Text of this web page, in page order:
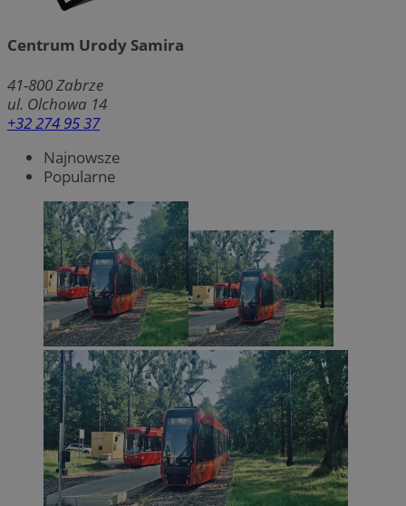
Centrum Urody Samira
41-800Zabrze
ul. Olchowa 14
+32 274 95 37
Najnowsze
Popularne